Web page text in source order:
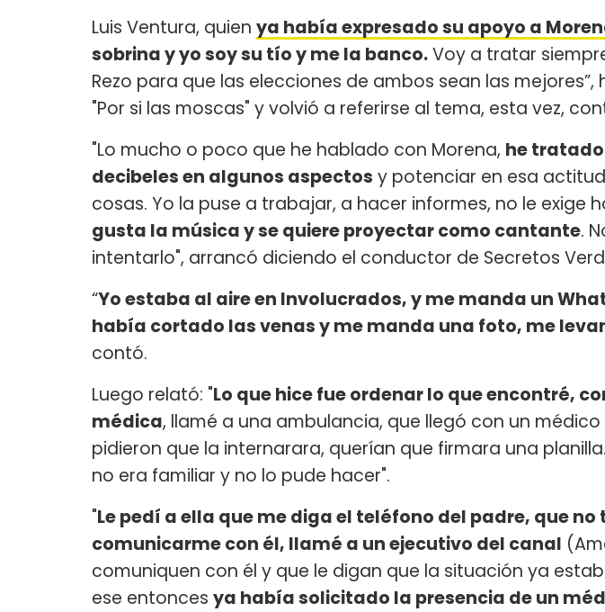
Luis Ventura, quien ya había expresado su apoyo a
sobrina y yo soy su tío y me la banco.Voy a tratar
Rezo para que las elecciones de ambos sean las
"Por si las moscas" y volvió a referirse al tema, esta vez,
"Lo mucho o poco que he hablado con Morena, he
decibeles en algunos aspectos y potenciar en esa
cosas. Yo la puse a trabajar, a hacer informes, no le exige
gusta la música y se quiere proyectar como cantante.
intentarlo", arrancó diciendo el conductor de Secretos
“Yo estaba al aire en Involucrados, y me manda un
había cortado las venas y me manda una foto, me
contó.
Luego relató: "Lo que hice fue ordenar lo que encontré,
médica, llamé a una ambulancia, que llegó con un médico
pidieron que la internarara, querían que firmara una
no era familiar y no lo pude hacer".
"Le pedí a ella que me diga el teléfono del padre, que no
comunicarme con él, llamé a un ejecutivo del canal
comuniquen con él y que le digan que la situación ya
ese entonces ya había solicitado la presencia de un